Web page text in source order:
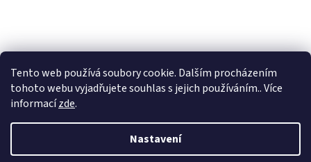
Tento web používá soubory cookie. Dalším procházením
tohoto webu vyjadřujete souhlas s jejich používáním.. Více
informacízde.
Nastavení
Vytvořil Shoptet